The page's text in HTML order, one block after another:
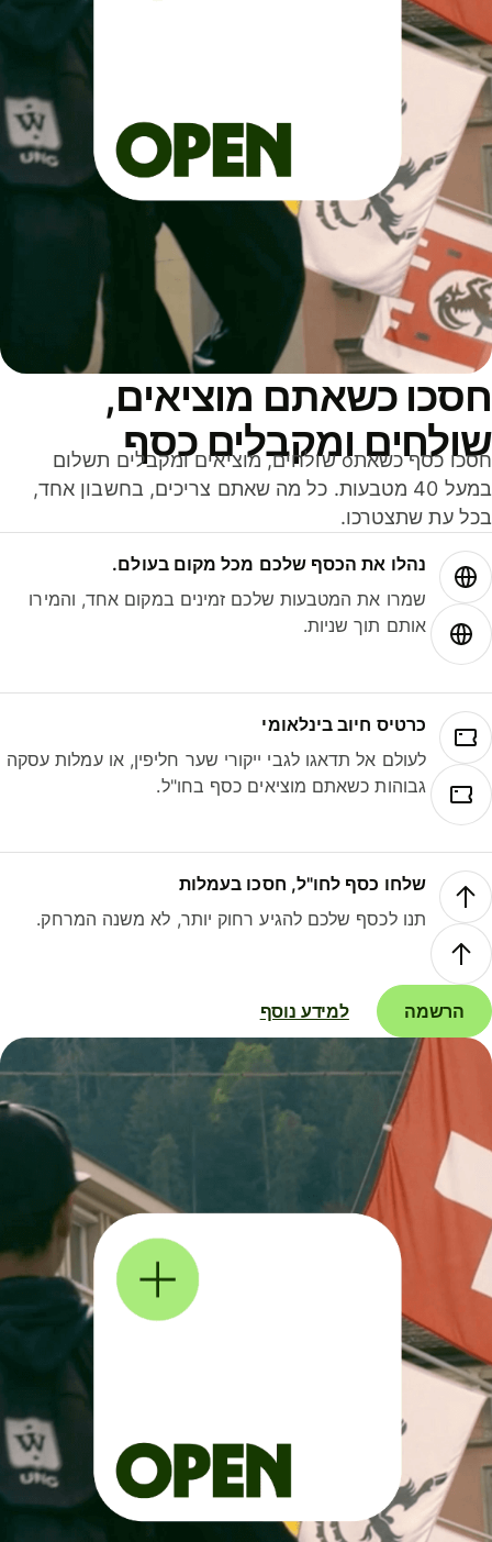
כשאתם מוציאים,
ומקבלים כסף
חסכו כסף כשאתo שולחים, מוציאים ומקבלים תשלום
במעל 40 מטבעות. כל מה שאתם צריכים, בחשבון אחד,
עת שתצטרכו.
נהלו את הכסף שלכם מכל מקום בעולם.
שמרו את המטבעות שלכם זמינים במקום אחד, והמירו
אותם תוך שניות.
כרטיס חיוב בינלאומי
לעולם אל תדאגו לגבי ייקורי שער חליפין, או עמלות עסקה
גבוהות כשאתם מוציאים כסף בחו"ל.
שלחו כסף לחו"ל, חסכו בעמלות
תנו לכסף שלכם להגיע רחוק יותר, לא משנה המרחק.
הרשמה למידע נוסף